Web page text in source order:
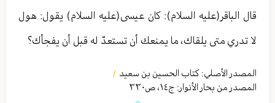
قال الباقر(عليه السلام): كان عيسى(عليه السلام) يقول: هول
لا تدري متى يلقاك، ما يمنعك أن تستعدّ له قبل أن يفجأك؟
المصدر الأصلي: كتاب الحسين بن سعيد /
المصدر من بحار الأنوار: ج١٤، ص٣٣٠